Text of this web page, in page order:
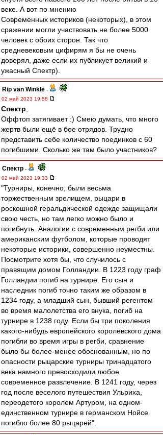
веке. А вот по мнению
Современных историков (некоторых), в этом
сражении могли участвовать не более 5000
человек с обоих сторон. Так что
средневековым цифирям я бы не очень
доверял, даже если их публикует великий и
ужасный Спектр).
Rip van Winkle -
02 май 2023 19:58
Спектр
Оффтоп затягивает :) Смею думать, что много
жертв были ещё в бое отрядов. Трудно
представить себе количество поединков с 60
погибшими. Сколько же там было участников?
Спектр -
02 май 2023 19:33
"Турниры, конечно, были весьма
торжественным зрелищем, рыцари в
роскошной геральдической одежде защищали
свою честь, но там легко можно было и
погибнуть. Аналогии с современным регби или
американским футболом, которые проводят
некоторые историки, совершенно неуместны.
Посмотрите хотя бы, что случилось с
правящим домом Голландии. В 1223 году граф
Голландии погиб на турнире. Его сын и
наследник погиб точно таким же образом в
1234 году, а младший сын, бывший регентом
во время малолетства его внука, погиб на
турнире в 1238 году. Если бы три поколения
какого-нибудь европейского королевского дома
погибли во время игры в регби, сравнение
было бы более-менее обоснованным, но по
опасности рыцарские турниры тринадцатого
века намного превосходили любое
современное развлечение. В 1241 году, через
год после веселого путешествия Ульриха,
переодетого королем Артуром, на одном-
единственном турнире в германском Нойсе
погибло более 80 рыцарей".